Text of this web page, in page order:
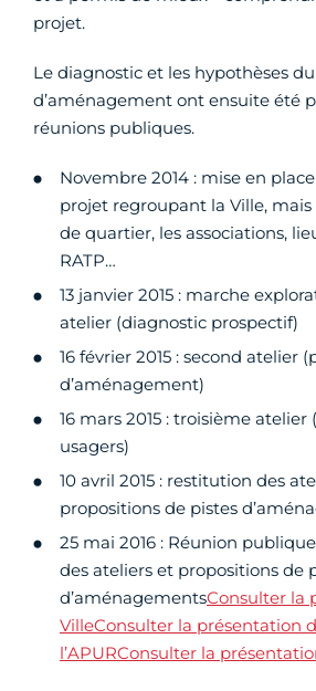
projet.
Le diagnostic et les hypothèses
d’aménagement ont ensuite été
réunions publiques.
Novembre 2014 : mise en
projet regroupant la Ville, mais
de quartier, les associations,
RATP…
13 janvier 2015 : marche
atelier (diagnostic prospectif)
16 février 2015 : second atelier
d’aménagement)
16 mars 2015 : troisième atelier
usagers)
10 avril 2015 : restitution des
propositions de pistes
25 mai 2016 : Réunion
des ateliers et propositions de
d’aménagementsConsulter la
VilleConsulter la présentation
l’APURConsulter la